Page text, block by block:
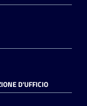
D'UFFICIO